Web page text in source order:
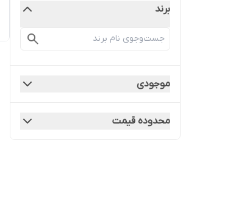
برند
موجودی
محدوده قیمت